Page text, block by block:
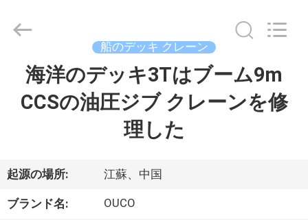
品
2020
INTERNATIONAL
船のデッキ クレーン
海洋のデッキ3Tはブーム9m
CCSの油圧ジブ クレーンを修
理した
起源の場所: 江蘇、中国
ブランド名: OUCO